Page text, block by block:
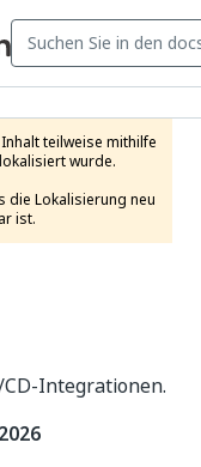
teilweise mithilfe
wurde.
die Lokalisierung neu
ist.
Integrationen.